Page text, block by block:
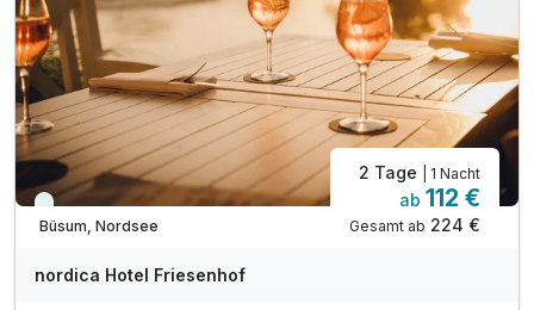
WAR
Immer verfügbar
Büsum, Nordsee
2 Tage | 1 Nacht
ab 112 €
Gesamt ab 224 €
nordica Hotel Friesenhof